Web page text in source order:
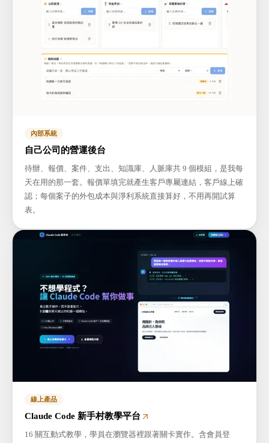
內部系統
自己公司的營運後台
待辦、報價、案件、支出、知識庫、人脈庫共 9 個模組，是我每
天在用的那一套。報價單填完就產生客戶專屬連結，客戶線上確
認；每個案子的外包成本與淨利系統直接算好，不用再開試算
表。
線上產品
Claude Code 新手村教學平台
16 關互動式教學，學員在瀏覽器裡跟著關卡實作。含會員登